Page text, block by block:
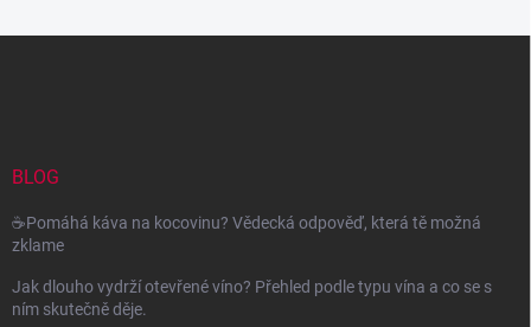
BLOG
☕Pomáhá káva na kocovinu? Vědecká odpověď, která tě možná
zklame
Jak dlouho vydrží otevřené víno? Přehled podle typu vína a co se s
ním skutečně děje.